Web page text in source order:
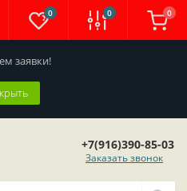
заявки!
0 0 0
+7(916)390-85-03
Заказать звонок